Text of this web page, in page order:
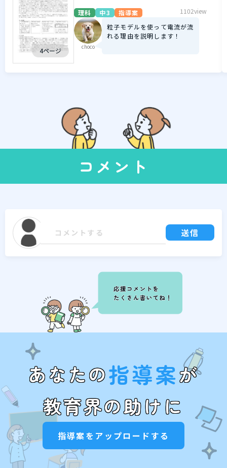
4ページ
理科 中3 指導案 1102view
choco
粒子モデルを使って電流が流
れる理由を説明します！
コメント
あなたの指導案が
教育界の助けに
指導案をアップロードする